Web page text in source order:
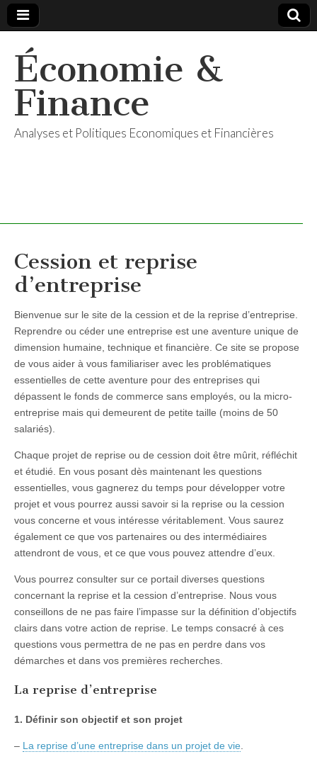
Économie &
Finance
Analyses et Politiques Economiques et Financières
Cession et reprise
d’entreprise
Bienvenue sur le site de la cession et de la reprise d’entreprise.
Reprendre ou céder une entreprise est une aventure unique de
dimension humaine, technique et financière. Ce site se propose
de vous aider à vous familiariser avec les problématiques
essentielles de cette aventure pour des entreprises qui
dépassent le fonds de commerce sans employés, ou la micro-
entreprise mais qui demeurent de petite taille (moins de 50
salariés).
Chaque projet de reprise ou de cession doit être mûrit, réfléchit
et étudié. En vous posant dès maintenant les questions
essentielles, vous gagnerez du temps pour développer votre
projet et vous pourrez aussi savoir si la reprise ou la cession
vous concerne et vous intéresse véritablement. Vous saurez
également ce que vos partenaires ou des intermédiaires
attendront de vous, et ce que vous pouvez attendre d’eux.
Vous pourrez consulter sur ce portail diverses questions
concernant la reprise et la cession d’entreprise. Nous vous
conseillons de ne pas faire l’impasse sur la définition d’objectifs
clairs dans votre action de reprise. Le temps consacré à ces
questions vous permettra de ne pas en perdre dans vos
démarches et dans vos premières recherches.
La reprise d’entreprise
1. Définir son objectif et son projet
– La reprise d’une entreprise dans un projet de vie